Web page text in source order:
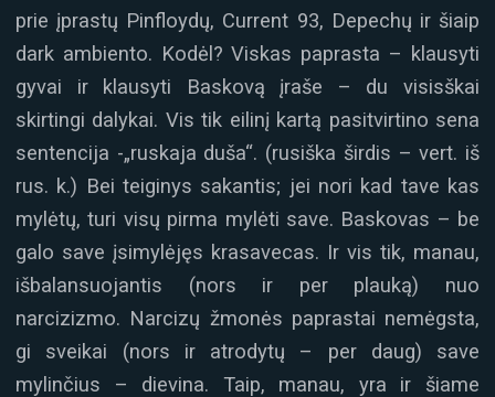
prie įprastų Pinfloydų, Current 93, Depechų ir šiaip
dark ambiento. Kodėl? Viskas paprasta – klausyti
gyvai ir klausyti Baskovą įraše – du visisškai
skirtingi dalykai. Vis tik eilinį kartą pasitvirtino sena
sentencija -„ruskaja duša“. (rusiška širdis – vert. iš
rus. k.) Bei teiginys sakantis; jei nori kad tave kas
mylėtų, turi visų pirma mylėti save. Baskovas – be
galo save įsimylėjęs krasavecas. Ir vis tik, manau,
išbalansuojantis (nors ir per plauką) nuo
narcizizmo. Narcizų žmonės paprastai nemėgsta,
gi sveikai (nors ir atrodytų – per daug) save
mylinčius – dievina. Taip, manau, yra ir šiame